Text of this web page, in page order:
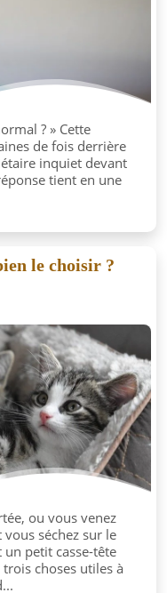
? » Cette
de fois derrière
inquiet devant
tient en une
le choisir ?
ou vous venez
séchez sur le
petit casse-tête
choses utiles à